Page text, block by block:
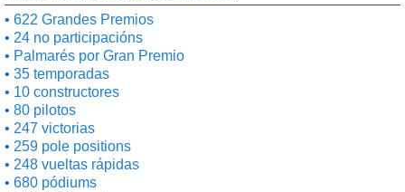
622 Grandes Premios
24 no participacións
Palmarés por Gran Premio
35 temporadas
10 constructores
80 pilotos
247 victorias
259 pole positions
248 vueltas rápidas
680 pódiums